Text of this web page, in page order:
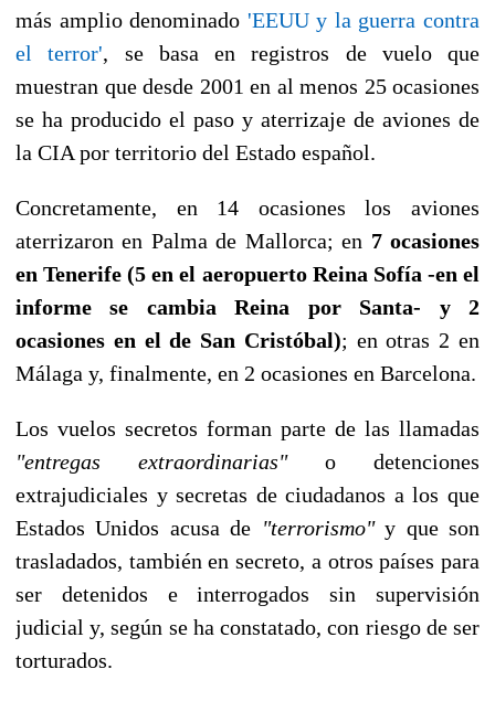
más amplio denominado 'EEUU y la guerra contra
el terror', se basa en registros de vuelo que
muestran que desde 2001 en al menos 25 ocasiones
se ha producido el paso y aterrizaje de aviones de
la CIA por territorio del Estado español.
Concretamente, en 14 ocasiones los aviones
aterrizaron en Palma de Mallorca; en 7 ocasiones
en Tenerife (5 en el aeropuerto Reina Sofía -en el
informe se cambia Reina por Santa- y 2
ocasiones en el de San Cristóbal); en otras 2 en
Málaga y, finalmente, en 2 ocasiones en Barcelona.
Los vuelos secretos forman parte de las llamadas
"entregas extraordinarias"o detenciones
extrajudiciales y secretas de ciudadanos a los que
Estados Unidos acusa de "terrorismo"y que son
trasladados, también en secreto, a otros países para
ser detenidos e interrogados sin supervisión
judicial y, según se ha constatado, con riesgo de ser
torturados.